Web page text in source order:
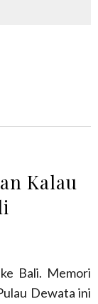
Kalau
Bali. Memori
Dewata ini